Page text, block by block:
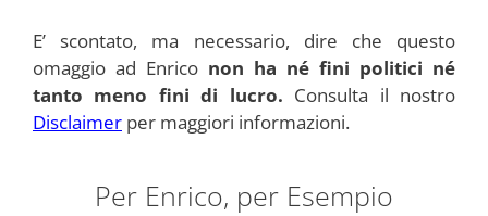
E’ scontato, ma necessario, dire che questo
omaggio ad Enrico non ha né fini politici né
tanto meno fini di lucro. Consulta il nostro
Disclaimer per maggiori informazioni.
Per Enrico, per Esempio